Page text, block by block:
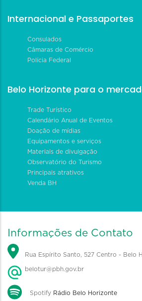
Internacional e Passaportes
Consulados
Câmaras de Comércio
Polícia Federal
Belo Horizonte para o
Trade Turístico
Calendário Anual de Eventos
Doação de mídias
Equipamentos e serviços
Materiais de divulgação
Observatório do Turismo
Principais atrativos
Venda BH
Informações de Contato
Rua Espírito Santo, 527 Centro - Belo
belotur@pbh.gov.br
Spotify Rádio Belo Horizonte